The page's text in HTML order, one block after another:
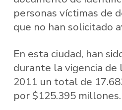
personas víctimas de
que no han solicitado
En esta ciudad, han
durante la vigencia de
2011 un total de
por $125.395 millones.